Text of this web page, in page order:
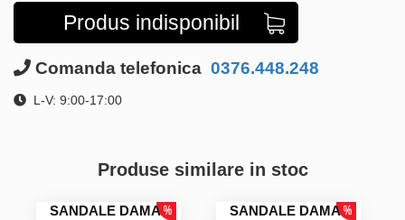
Produs indisponibil
Comanda telefonica 0376.448.248
L-V: 9:00-17:00
Produse similare in stoc
SANDALE DAMA
SANDALE DAMA